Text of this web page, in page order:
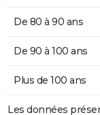
De 80 à 90 ans
De 90 à 100 ans
Plus de 100 ans
Les données